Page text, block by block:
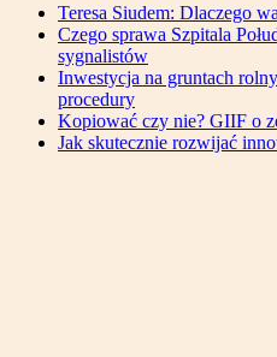
Teresa Siudem: Dlaczego
Czego sprawa Szpitala
sygnalistów
Inwestycja na gruntach
procedury
Kopiować czy nie? GIIF o
Jak skutecznie rozwijać